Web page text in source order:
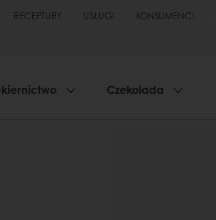
RECEPTURY USŁUGI KONSUMENCI
Czekolada